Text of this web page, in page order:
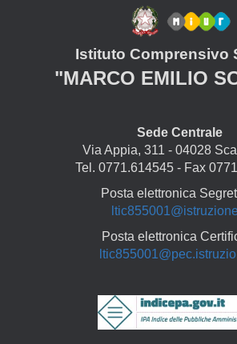
Istituto Comprensivo
"MARCO EMILIO
Sede Centrale
Via Appia, 311 - 04028
Tel. 0771.614545 - Fax
Posta elettronica
Posta elettronica